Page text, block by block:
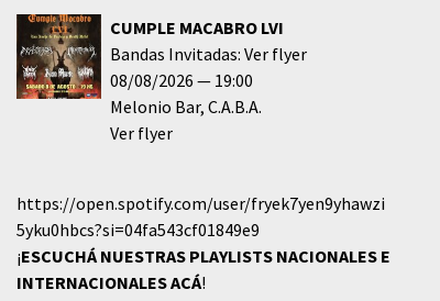
CUMPLE MACABRO LVI
Bandas Invitadas: Ver flyer
08/08/2026
19:00
Melonio Bar C.A.B.A.
Ver flyer
https://open.spotify.com/user/fryek7yen9yhawzi
5yku0hbcs?si=04fa543cf01849e9
¡ESCUCHÁ NUESTRAS PLAYLISTS NACIONALES E
INTERNACIONALESACÁ!